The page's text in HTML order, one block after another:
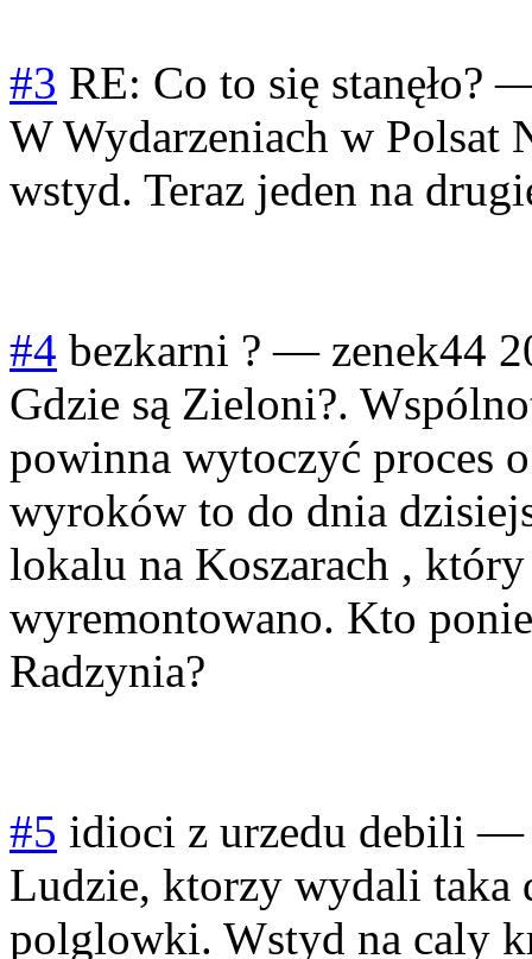
#3 RE: Co to się stanęło?
W Wydarzeniach w Polsat
wstyd. Teraz jeden na
#4 bezkarni ? — zenek44
Gdzie są Zieloni?.
powinna wytoczyć proces
wyroków to do dnia
lokalu na Koszarach ,
wyremontowano. Kto
Radzynia?
#5 idioci z urzedu debili
Ludzie, ktorzy wydali taka
polglowki. Wstyd na caly